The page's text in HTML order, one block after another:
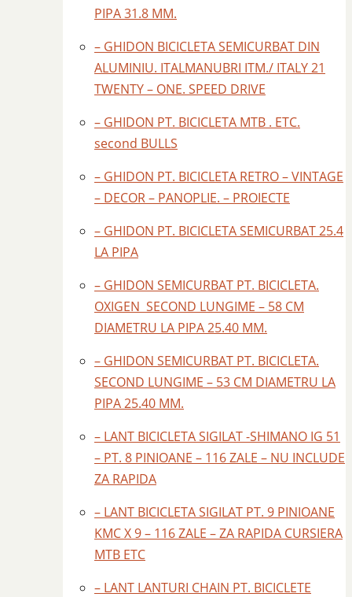
PIPA 31.8 MM.
– GHIDON BICICLETA SEMICURBAT DIN
ALUMINIU. ITALMANUBRI ITM./ ITALY 21
TWENTY – ONE. SPEED DRIVE
– GHIDON PT. BICICLETA MTB . ETC.
second BULLS
– GHIDON PT. BICICLETA RETRO – VINTAGE
– DECOR – PANOPLIE. – PROIECTE
– GHIDON PT. BICICLETA SEMICURBAT 25.4
LA PIPA
– GHIDON SEMICURBAT PT. BICICLETA.
OXIGEN SECOND LUNGIME – 58 CM
DIAMETRU LA PIPA 25.40 MM.
– GHIDON SEMICURBAT PT. BICICLETA.
SECOND LUNGIME – 53 CM DIAMETRU LA
PIPA 25.40 MM.
– LANT BICICLETA SIGILAT -SHIMANO IG 51
– PT. 8 PINIOANE – 116 ZALE – NU INCLUDE
ZA RAPIDA
– LANT BICICLETA SIGILAT PT. 9 PINIOANE
KMC X 9 – 116 ZALE – ZA RAPIDA CURSIERA
MTB ETC
– LANT LANTURI CHAIN PT. BICICLETE